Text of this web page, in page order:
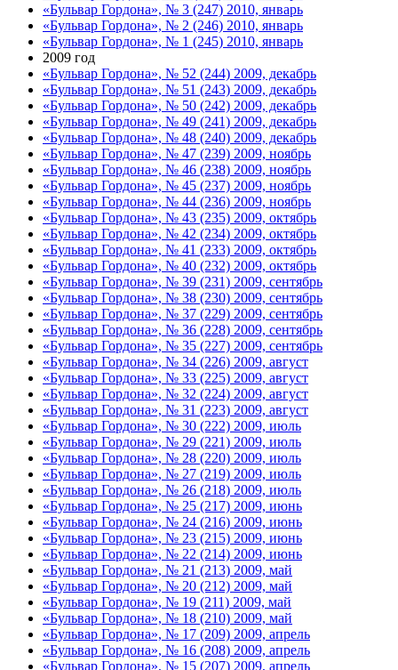
«Бульвар Гордона», № 3 (247) 2010, январь
«Бульвар Гордона», № 2 (246) 2010, январь
«Бульвар Гордона», № 1 (245) 2010, январь
2009 год
«Бульвар Гордона», № 52 (244) 2009, декабрь
«Бульвар Гордона», № 51 (243) 2009, декабрь
«Бульвар Гордона», № 50 (242) 2009, декабрь
«Бульвар Гордона», № 49 (241) 2009, декабрь
«Бульвар Гордона», № 48 (240) 2009, декабрь
«Бульвар Гордона», № 47 (239) 2009, ноябрь
«Бульвар Гордона», № 46 (238) 2009, ноябрь
«Бульвар Гордона», № 45 (237) 2009, ноябрь
«Бульвар Гордона», № 44 (236) 2009, ноябрь
«Бульвар Гордона», № 43 (235) 2009, октябрь
«Бульвар Гордона», № 42 (234) 2009, октябрь
«Бульвар Гордона», № 41 (233) 2009, октябрь
«Бульвар Гордона», № 40 (232) 2009, октябрь
«Бульвар Гордона», № 39 (231) 2009, сентябрь
«Бульвар Гордона», № 38 (230) 2009, сентябрь
«Бульвар Гордона», № 37 (229) 2009, сентябрь
«Бульвар Гордона», № 36 (228) 2009, сентябрь
«Бульвар Гордона», № 35 (227) 2009, сентябрь
«Бульвар Гордона», № 34 (226) 2009, август
«Бульвар Гордона», № 33 (225) 2009, август
«Бульвар Гордона», № 32 (224) 2009, август
«Бульвар Гордона», № 31 (223) 2009, август
«Бульвар Гордона», № 30 (222) 2009, июль
«Бульвар Гордона», № 29 (221) 2009, июль
«Бульвар Гордона», № 28 (220) 2009, июль
«Бульвар Гордона», № 27 (219) 2009, июль
«Бульвар Гордона», № 26 (218) 2009, июль
«Бульвар Гордона», № 25 (217) 2009, июнь
«Бульвар Гордона», № 24 (216) 2009, июнь
«Бульвар Гордона», № 23 (215) 2009, июнь
«Бульвар Гордона», № 22 (214) 2009, июнь
«Бульвар Гордона», № 21 (213) 2009, май
«Бульвар Гордона», № 20 (212) 2009, май
«Бульвар Гордона», № 19 (211) 2009, май
«Бульвар Гордона», № 18 (210) 2009, май
«Бульвар Гордона», № 17 (209) 2009, апрель
«Бульвар Гордона», № 16 (208) 2009, апрель
«Бульвар Гордона», № 15 (207) 2009, апрель